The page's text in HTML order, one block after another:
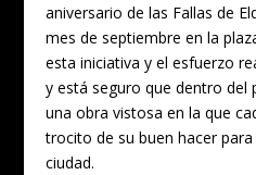
aniversario de las Fallas de
mes de septiembre en la
esta iniciativa y el esfuerzo
y está seguro que dentro del
una obra vistosa en la que
trocito de su buen hacer
ciudad.